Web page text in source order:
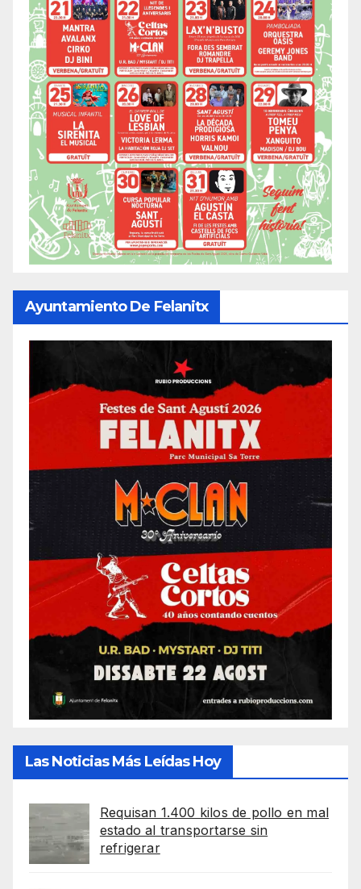
Ayuntamiento De Felanitx
Las Noticias Más Leídas Hoy
Requisan 1.400 kilos de pollo en mal
estado al transportarse sin
refrigerar